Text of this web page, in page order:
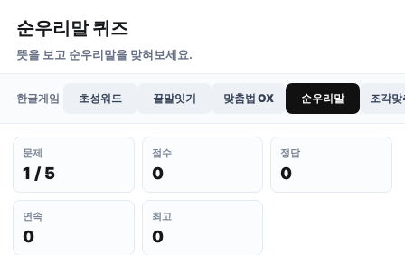
순우리말 퀴즈
뜻을 보고 순우리말을 맞혀보세요.
한글게임 초성워드 끝말잇기 맞춤법 OX 순우리말 조각맞
문제
1 / 5
점수
0
정답
0
연속
0
최고
0